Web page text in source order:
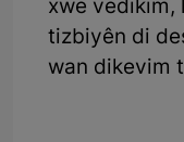
xwe vedikim,
tizbiyên di
wan dikevim